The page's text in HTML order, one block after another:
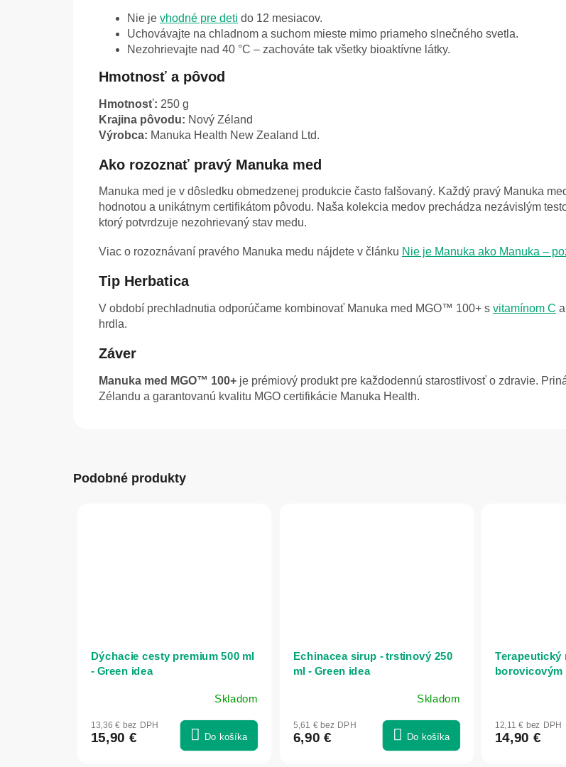
Nie je vhodné pre deti do 12 mesiacov.
Uchovávajte na chladnom a suchom mieste mimo priameho slnečného svetla.
Nezohrievajte nad 40 °C – zachováte tak všetky bioaktívne látky.
Hmotnosť a pôvod
Hmotnosť: 250 g
Krajina pôvodu: Nový Zéland
Výrobca: Manuka Health New Zealand Ltd.
Ako rozoznať pravý Manuka med
Manuka med je v dôsledku obmedzenej produkcie často falšovaný. Každý pravý Manuka
hodnotou a unikátnym certifikátom pôvodu. Naša kolekcia medov prechádza nezávislým
ktorý potvrdzuje nezohrievaný stav medu.
Viac o rozoznávaní pravého Manuka medu nájdete v článku Nie je Manuka ako Manuka –
Tip Herbatica
V období prechladnutia odporúčame kombinovať Manuka med MGO™ 100+ s vitamínom C a
hrdla.
Záver
Manuka med MGO™ 100+ je prémiový produkt pre každodennú starostlivosť o zdravie.
Zélandu a garantovanú kvalitu MGO certifikácie Manuka Health.
Podobné produkty
Dýchacie cesty premium 500 ml
- Green idea
Skladom
13,36 € bez DPH
15,90 € Do košíka
Echinacea sirup - trstinový 250
ml - Green idea
Skladom
5,61 € bez DPH
6,90 € Do košíka
Terapeutický
borovicovým
12,11 € bez DPH
14,90 €